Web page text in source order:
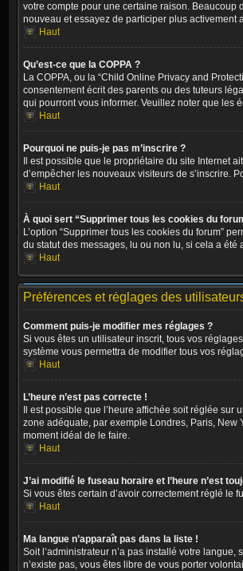
votre compte pour une certaine raison. Beaucoup
nouveau et essayez de participer plus activement
Haut
Qu’est-ce que la COPPA ?
La COPPA, ou la “Child Online Privacy and
consentement écrit des parents ou des tuteurs
qui pourront vous informer. Veuillez noter que les
Haut
Pourquoi ne puis-je pas m’inscrire ?
Il est possible que le propriétaire du site Internet
d’empêcher les nouveaux visiteurs de s’inscrire.
Haut
À quoi sert “Supprimer tous les cookies du
L’option “Supprimer tous les cookies du forum”
du statut des messages, lu ou non lu, si cela a
Haut
Préférences et réglages des
Comment puis-je modifier mes réglages ?
Si vous êtes un utilisateur inscrit, tous vos
système vous permettra de modifier tous vos
Haut
L’heure n’est pas correcte !
Il est possible que l’heure affichée soit réglée
zone adéquate, par exemple Londres, Paris, New
moment idéal de le faire.
Haut
J’ai modifié le fuseau horaire et l’heure n’est
Si vous êtes certain d’avoir correctement réglé le
Haut
Ma langue n’apparaît pas dans la liste !
Soit l’administrateur n’a pas installé votre
n’existe pas, vous êtes libre de vous porter